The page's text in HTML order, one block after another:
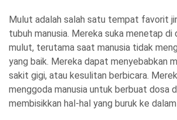
Mulut adalah salah satu tempat favorit
tubuh manusia. Mereka suka menetap di
mulut, terutama saat manusia tidak
yang baik. Mereka dapat menyebabkan
sakit gigi, atau kesulitan berbicara.
menggoda manusia untuk berbuat dosa
membisikkan hal-hal yang buruk ke